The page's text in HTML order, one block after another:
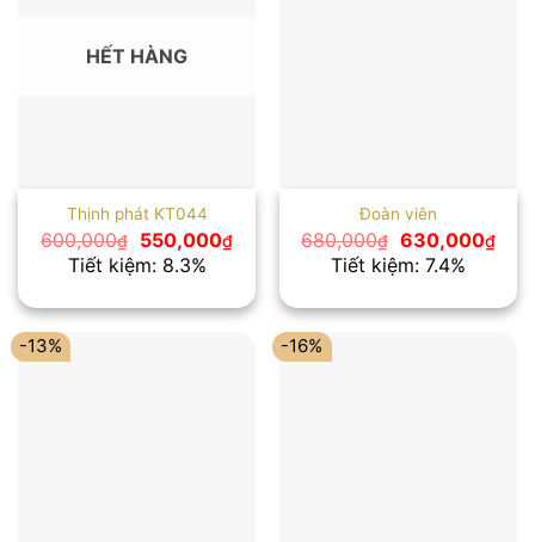
HẾT HÀNG
Thịnh phát KT044
600,000₫
Giá
gốc
là:
550,000₫Giá
hiện
550,000₫.
Tiết kiệm: 8.3%
Đoàn viên
680,000₫ Giá
gốc
là:
630,000₫Giá
hiện
là:
Tiết kiệm: 7.4%
-13% -16%